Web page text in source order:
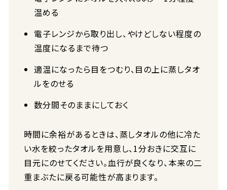
温める
電子レンジから取り出し、やけどしない程度の
温度になるまで待つ
適温になったら目をつむり、目の上に蒸しタオ
ルをのせる
数分間そのままにしておく
時間に余裕があるときは、蒸しタオルの他に冷た
い水を絞ったタオルを用意し、1分おきに交互に
目元にのせてください。血行が良くなり、本来の二
重まぶたに戻る可能性が高まります。